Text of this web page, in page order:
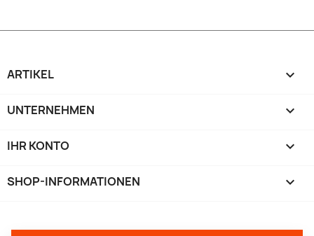
ARTIKEL 
UNTERNEHMEN 
IHR KONTO 
SHOP-INFORMATIONEN keyboard_arrow_down